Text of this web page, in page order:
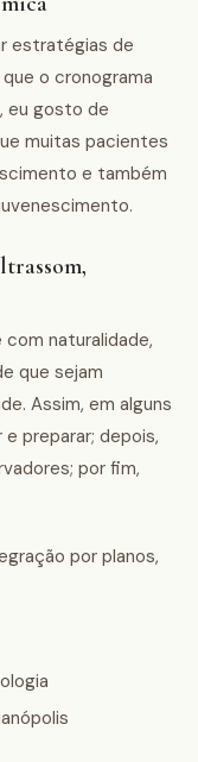
estratégias de
o cronograma
eu gosto de
muitas pacientes
e também
naturalidade,
que sejam
Assim, em alguns
preparar; depois,
por fim,
por planos,